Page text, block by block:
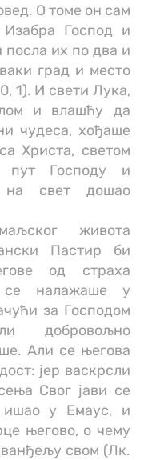
О томе он сам
Господ и
их по два и
град и место
1). И свети Лука,
и влашћу да
чудеса, хођаше
Христа, светом
пут Господу и
свет дошао
живота
Пастир би
од страха
се налажаше у
за Господом
добровољно
Али се његова
јер васкрсли
Свог јави се
у Емаус, и
његово, о чему
свом (Лк.